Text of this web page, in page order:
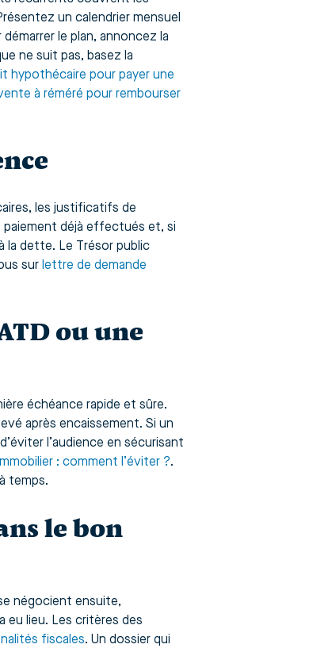
un calendrier mensuel
le plan, annoncez la
ne suit pas, basez la
hypothécaire pour payer une
à réméré pour rembourser
les justificatifs de
paiement déjà effectués et, si
la dette. Le Trésor public
sur lettre de demande
ou une
échéance rapide et sûre.
après encaissement. Si un
l’audience en sécurisant
: comment l’éviter ?.
temps.
le bon
négocient ensuite,
eu lieu. Les critères des
fiscales. Un dossier qui